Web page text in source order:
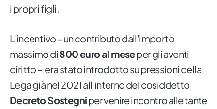
i propri figli.
L'incentivo – un contributo dall'importo
massimo di800 euro al meseper gli aventi
diritto – era stato introdotto su pressioni della
Lega già nel 2021 all'interno del cosiddetto
Decreto Sostegniper venire incontro alle tante